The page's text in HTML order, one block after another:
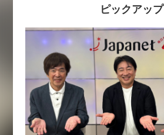
ピックアップ